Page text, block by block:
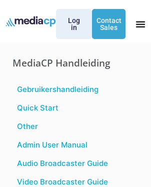
Log
in
Contact
Sales
MediaCP Handleiding
Gebruikershandleiding
Quick Start
Other
Admin User Manual
Audio Broadcaster Guide
Video Broadcaster Guide